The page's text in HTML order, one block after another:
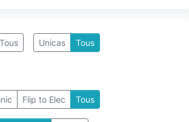
Tous Unicas Tous
Flip to Elec Tous